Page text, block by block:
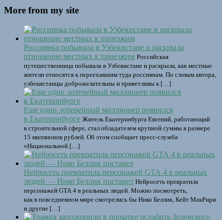
More from my site
Россиянка побывала в Узбекистане и раскрыла
отношение местных к приезжим Российская
путешественница побывала в Узбекистане и раскрыла, как местные
жители относятся к переехавшим туда россиянам. По словам автора,
узбекистанцы доброжелательны и приветливы к […]
Еще один лотерейный миллионер появился
в Екатеринбурге Житель Екатеринбурга Евгений, работающий
в строительной сфере, стал обладателем крупной суммы в размере
15 миллионов рублей. Об этом сообщает пресс-служба
«Национальной […]
Нейросеть превратила персонажей GTA 4 в реальных
людей — Нико Беллик постарел Нейросеть превратила
персонажей GTA 4 в реальных людей. Можно посмотреть,
как в повседневном мире смотрелись бы Нико Беллик, Кейт МакРири
и другие […]